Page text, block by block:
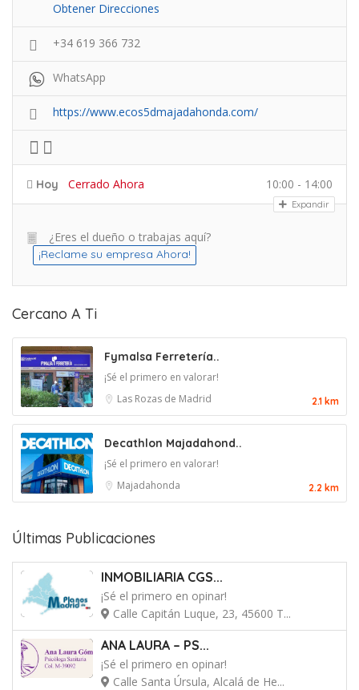
Obtener Direcciones
+34 619 366 732
WhatsApp
https://www.ecos5dmajadahonda.com/
Hoy Cerrado Ahora 10:00 - 14:00
Expandir
¿Eres el dueño o trabajas aquí?
¡Reclame su empresa Ahora!
Cercano A Ti
Fymalsa Ferretería..
¡Sé el primero en valorar!
Las Rozas de Madrid
2.1 km
Decathlon Majadahond..
¡Sé el primero en valorar!
Majadahonda
2.2 km
Últimas Publicaciones
INMOBILIARIA CGS...
¡Sé el primero en opinar!
Calle Capitán Luque, 23, 45600 T...
ANA LAURA – PS...
¡Sé el primero en opinar!
Calle Santa Úrsula, Alcalá de He...